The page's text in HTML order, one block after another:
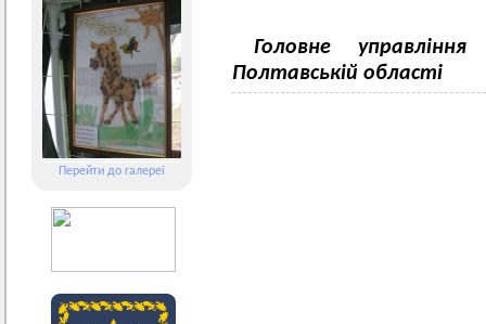
Перейти до галереї
Головне
Полтавській області